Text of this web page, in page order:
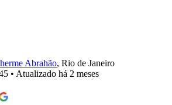
Abrahão, Rio de Janeiro
• Atualizado há 2 meses